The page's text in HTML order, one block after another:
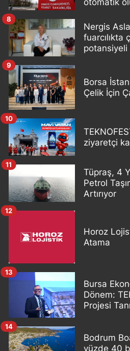
otomatik
Nergis
fuarcılıkta
potansiyeli
8
Borsa
Çelik İçin
9
ziyaretçi
10
Tüpraş, 4
Petrol
Artırıyor
11
Horoz
Atama
12
Bursa
Dönem:
Projesi
13
Bodrum
yüzde 40
14